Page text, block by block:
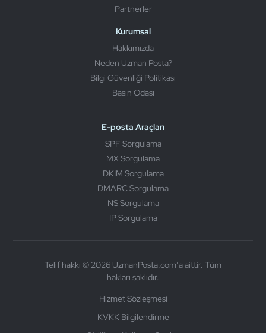
Partnerler
Kurumsal
Hakkımızda
Neden Uzman Posta?
Bilgi Güvenliği Politikası
Basın Odası
E-posta Araçları
SPF Sorgulama
MX Sorgulama
DKIM Sorgulama
DMARC Sorgulama
NS Sorgulama
IP Sorgulama
Telif hakkı © 2026 UzmanPosta.com’a aittir. Tüm
hakları saklıdır.
Hizmet Sözleşmesi
KVKK Bilgilendirme